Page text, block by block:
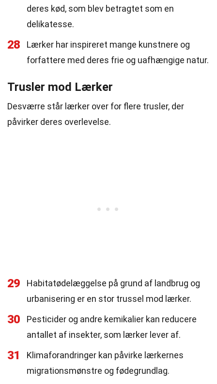
deres kød, som blev betragtet som en
delikatesse.
28
Lærker har inspireret mange kunstnere og
forfattere med deres frie og uafhængige natur.
Trusler mod Lærker
Desværre står lærker over for flere trusler, der
påvirker deres overlevelse.
29
Habitatødelæggelse på grund af landbrug og
urbanisering er en stor trussel mod lærker.
30
Pesticider og andre kemikalier kan reducere
antallet af insekter, som lærker lever af.
31
Klimaforandringer kan påvirke lærkernes
migrationsmønstre og fødegrundlag.